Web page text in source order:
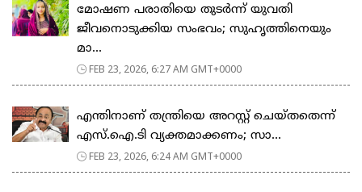
മോഷണ പരാതിയെ തുടര്‍ന്ന് യുവതി
ജീവനൊടുക്കിയ സംഭവം; സുഹൃത്തിനെയും
മാ...
FEB 23, 2026, 6:27 AM GMT+0000
എന്തിനാണ് തന്ത്രിയെ അറസ്റ്റ് ചെയ്തതെന്ന്
എസ്.ഐ.ടി വ്യക്തമാക്കണം; സാ...
FEB 23, 2026, 6:24 AM GMT+0000